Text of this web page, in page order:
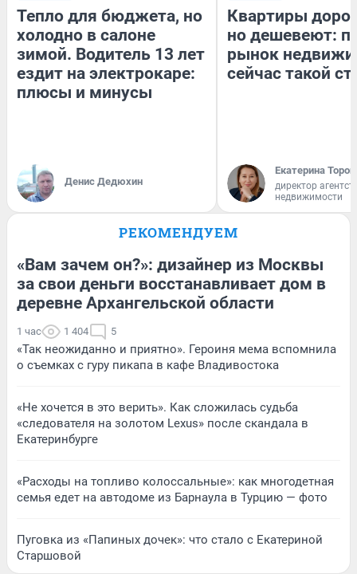
Тепло для бюджета, но
холодно в салоне
зимой. Водитель 13 лет
ездит на электрокаре:
плюсы и минусы
Денис Дедюхин
Квартиры
но дешевеют:
рынок
сейчас такой
Екатерина
директор
недвижимости
РЕКОМЕНДУЕМ
«Вам зачем он?»: дизайнер из Москвы
за свои деньги восстанавливает дом в
деревне Архангельской области
1 час 1 404 5
«Так неожиданно и приятно». Героиня мема вспомнила
о съемках с гуру пикапа в кафе Владивостока
«Не хочется в это верить». Как сложилась судьба
«следователя на золотом Lexus» после скандала в
Екатеринбурге
«Расходы на топливо колоссальные»: как многодетная
семья едет на автодоме из Барнаула в Турцию — фото
Пуговка из «Папиных дочек»: что стало с Екатериной
Старшовой